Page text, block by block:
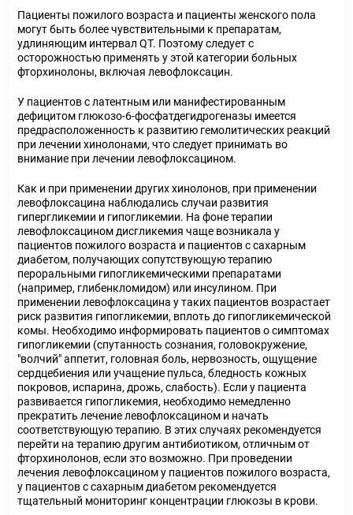
Пациенты пожилого возраста и пациенты женского пола
могут быть более чувствительными к препаратам,
удлиняющим интервал QT. Поэтому следует с
осторожностью применять у этой категории больных
фторхинолоны, включая левофлоксацин.
У пациентов с латентным или манифестированным
дефицитом глюкозо-6-фосфатдегидрогеназы имеется
предрасположенность к развитию гемолитических реакций
при лечении хинолонами, что следует принимать во
внимание при лечении левофлоксацином.
Как и при применении других хинолонов, при применении
левофлоксацина наблюдались случаи развития
гипергликемии и гипогликемии. На фоне терапии
левофлоксацином дисгликемия чаще возникала у
пациентов пожилого возраста и пациентов с сахарным
диабетом, получающих сопутствующую терапию
пероральными гипогликемическими препаратами
(например, глибенкломидом) или инсулином. При
применении левофлоксацина у таких пациентов возрастает
риск развития гипогликемии, вплоть до гипогликемической
комы. Необходимо информировать пациентов о симптомах
гипогликемии (спутанность сознания, головокружение,
"волчий" аппетит, головная боль, нервозность, ощущение
сердцебиения или учащение пульса, бледность кожных
покровов, испарина, дрожь, слабость). Если у пациента
развивается гипогликемия, необходимо немедленно
прекратить лечение левофлоксацином и начать
соответствующую терапию. В этих случаях рекомендуется
перейти на терапию другим антибиотиком, отличным от
фторхинолонов, если это возможно. При проведении
лечения левофлоксацином у пациентов пожилого возраста,
у пациентов с сахарным диабетом рекомендуется
тщательный мониторинг концентрации глюкозы в крови.